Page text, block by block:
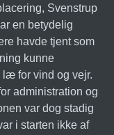
Svenstrup
en betydelig
havde tjent som
kunne
læ for vind og vejr.
administration og
var dog stadig
i starten ikke af